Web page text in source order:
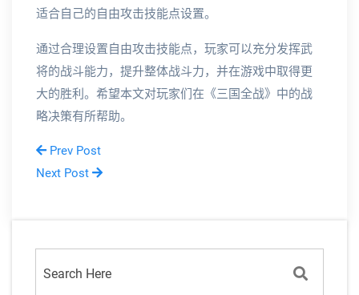
适合自己的自由攻击技能点设置。
通过合理设置自由攻击技能点，玩家可以充分发挥武
将的战斗能力，提升整体战斗力，并在游戏中取得更
大的胜利。希望本文对玩家们在《三国全战》中的战
略决策有所帮助。
Prev Post
Next Post